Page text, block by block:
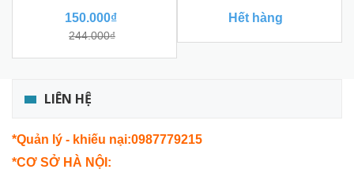
150.000₫
244.000₫
Hết hàng
LIÊN HỆ
*Quản lý - khiếu nại:0987779215
*CƠ SỞ HÀ NỘI: